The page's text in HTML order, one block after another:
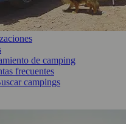
de camping
frecuentes
campings